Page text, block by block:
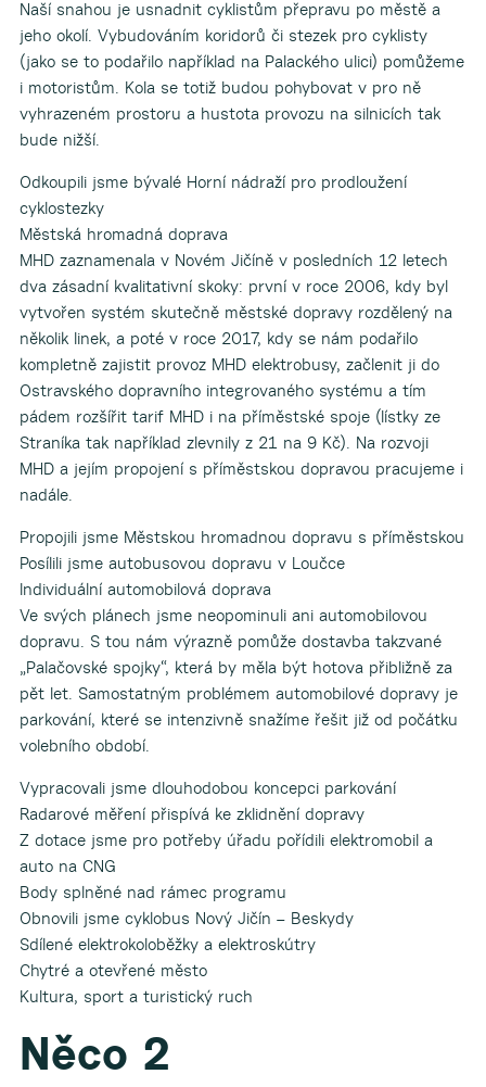
Naší snahou je usnadnit cyklistům přepravu po městě a
jeho okolí. Vybudováním koridorů či stezek pro cyklisty
(jako se to podařilo například na Palackého ulici) pomůžeme
i motoristům. Kola se totiž budou pohybovat v pro ně
vyhrazeném prostoru a hustota provozu na silnicích tak
bude nižší.
Odkoupili jsme bývalé Horní nádraží pro prodloužení
cyklostezky
Městská hromadná doprava
MHD zaznamenala v Novém Jičíně v posledních 12 letech
dva zásadní kvalitativní skoky: první v roce 2006, kdy byl
vytvořen systém skutečně městské dopravy rozdělený na
několik linek, a poté v roce 2017, kdy se nám podařilo
kompletně zajistit provoz MHD elektrobusy, začlenit ji do
Ostravského dopravního integrovaného systému a tím
pádem rozšířit tarif MHD i na příměstské spoje (lístky ze
Straníka tak například zlevnily z 21 na 9 Kč). Na rozvoji
MHD a jejím propojení s příměstskou dopravou pracujeme i
nadále.
Propojili jsme Městskou hromadnou dopravu s příměstskou
Posílili jsme autobusovou dopravu v Loučce
Individuální automobilová doprava
Ve svých plánech jsme neopominuli ani automobilovou
dopravu. S tou nám výrazně pomůže dostavba takzvané
„Palačovské spojky“, která by měla být hotova přibližně za
pět let. Samostatným problémem automobilové dopravy je
parkování, které se intenzivně snažíme řešit již od počátku
volebního období.
Vypracovali jsme dlouhodobou koncepci parkování
Radarové měření přispívá ke zklidnění dopravy
Z dotace jsme pro potřeby úřadu pořídili elektromobil a
auto na CNG
Body splněné nad rámec programu
Obnovili jsme cyklobus Nový Jičín – Beskydy
Sdílené elektrokoloběžky a elektroskútry
Chytré a otevřené město
Kultura, sport a turistický ruch
Něco 2